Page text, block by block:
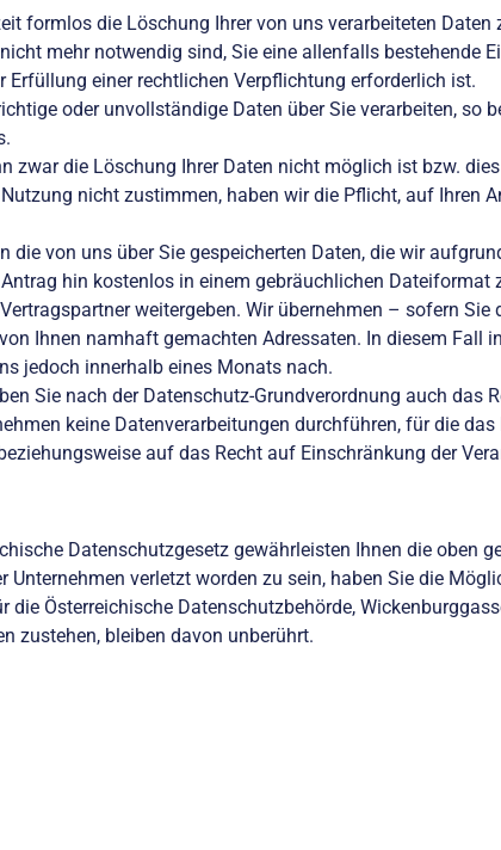
formlos die Löschung Ihrer von uns verarbeiteten
mehr notwendig sind, Sie eine allenfalls bestehende
einer rechtlichen Verpflichtung erforderlich ist.
oder unvollständige Daten über Sie verarbeiten, so
zwar die Löschung Ihrer Daten nicht möglich ist bzw.
nicht zustimmen, haben wir die Pflicht, auf Ihren
die von uns über Sie gespeicherten Daten, die wir
hin kostenlos in einem gebräuchlichen Dateiformat
weitergeben. Wir übernehmen – sofern
Ihnen namhaft gemachten Adressaten. In diesem Fall
jedoch innerhalb eines Monats nach.
Sie nach der Datenschutz-Grundverordnung auch das
keine Datenverarbeitungen durchführen, für die
auf das Recht auf Einschränkung der
Datenschutzgesetz gewährleisten Ihnen die oben
Unternehmen verletzt worden zu sein, haben Sie die
Österreichische Datenschutzbehörde,
zustehen, bleiben davon unberührt.